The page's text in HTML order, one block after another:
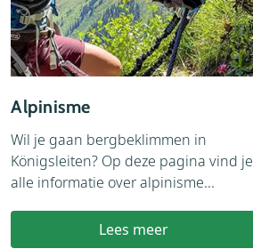
Alpinisme
Wil je gaan bergbeklimmen in
Königsleiten? Op deze pagina vind je
alle informatie over alpinisme...
Lees meer